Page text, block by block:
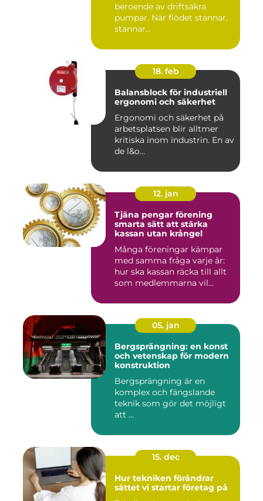
beroende av driftsäkra
pumpar. När flödet stannar,
stannar...
18. feb
Balansblock för industriell
ergonomi och säkerhet
Ergonomi och säkerhet på
arbetsplatsen blir alltmer
kritiska inom industrin. En av
de l&o...
12. jan
Tjäna pengar förening
smarta sätt att stärka
kassan utan krångel
Många föreningar kämpar
med samma fråga varje år:
hur ska kassan räcka till allt
som medlemmarna vil...
05. jan
Bergsprängning: en konst
och vetenskap för modern
konstruktion
Bergsprängning är en
komplex och fängslande
teknik som gör det möjligt
att ...
15. dec
Hur tekniken förändrar
sättet vi startar företag på